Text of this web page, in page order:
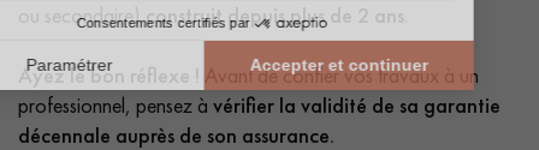
ou secondaire)construit depuis plus de 2 ans
Ayez le bon réflexe ! Avant de confier vos travaux à un
professionnel, pensez à vérifier la validité de sa garantie
décennale auprès de son assurance.